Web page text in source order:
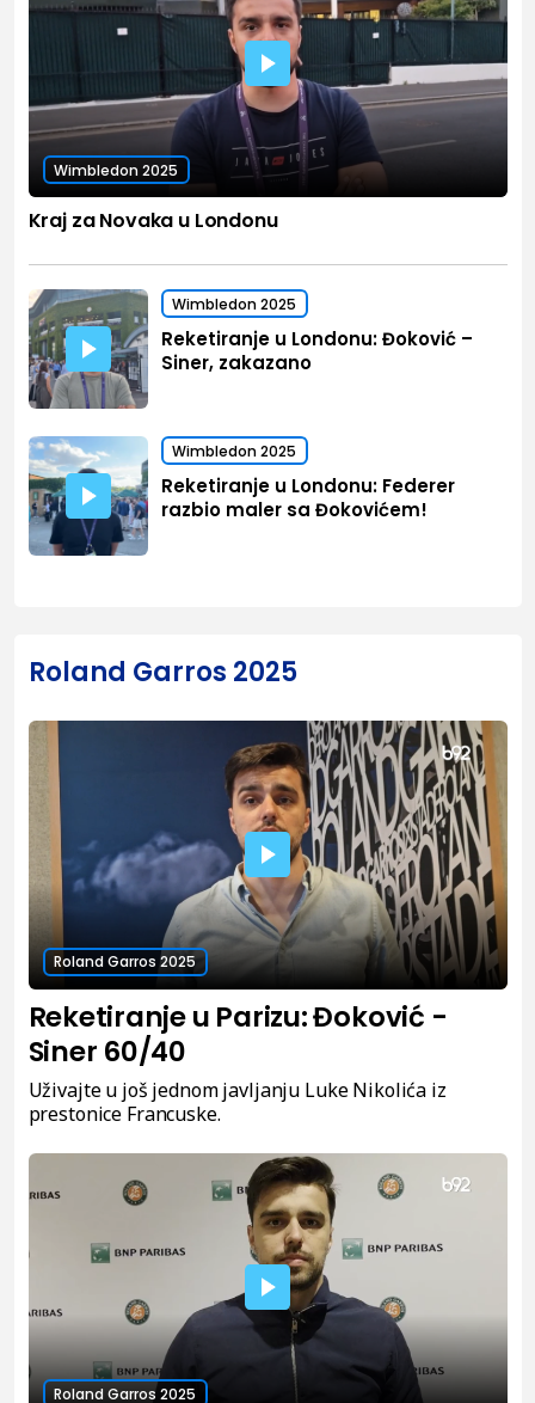
Wimbledon 2025
Kraj za Novaka u Londonu
Wimbledon 2025
Reketiranje u Londonu: Đoković –
Siner, zakazano
Wimbledon 2025
Reketiranje u Londonu: Federer
razbio maler sa Đokovićem!
Roland Garros 2025
Roland Garros 2025
Reketiranje u Parizu: Đoković -
Siner 60/40
Uživajte u još jednom javljanju Luke Nikolića iz
prestonice Francuske.
Roland Garros 2025